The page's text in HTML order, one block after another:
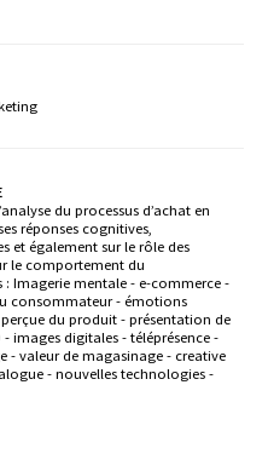
du processus d’achat en
réponses cognitives,
et également sur le rôle des
le comportement du
Imagerie mentale - e-commerce -
consommateur - émotions
du produit - présentation de
images digitales - téléprésence -
- valeur de magasinage - creative
- nouvelles technologies -